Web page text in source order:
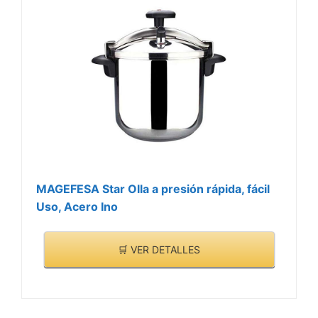
MAGEFESA Star Olla a presión rápida, fácil
Uso, Acero Ino
🛒 VER DETALLES